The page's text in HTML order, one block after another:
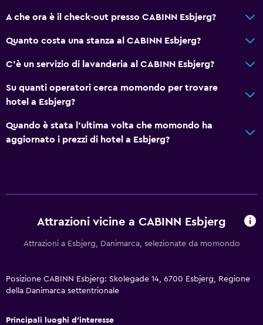
Tavolo da biliardo
Salute e sicurezza
Videosorveglianza all'esterno della struttura
Kit di pronto soccorso
Videosorveglianza nelle aree comuni
Reception 24h/24
Accessibilità
Ascensore
Lavanderia
A che ora è il check-out presso CABINN Esbjerg?
Quanto costa una stanza al CABINN Esbjerg?
C'è un servizio di lavanderia al CABINN Esbjerg?
Su quanti operatori cerca momondo per trovare
hotel a Esbjerg?
Quando è stata l'ultima volta che momondo ha
aggiornato i prezzi di hotel a Esbjerg?
Attrazioni vicine a CABINN Esbjerg
Attrazioni a Esbjerg, Danimarca, selezionate da momondo
Posizione CABINN Esbjerg: Skolegade 14, 6700 Esbjerg, Regione
della Danimarca settentrionale
Principali luoghi d'interesse